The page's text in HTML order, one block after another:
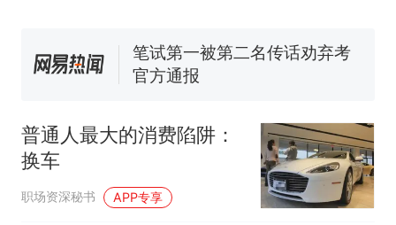
热 制裁瓜子饺子，美国怕什
么？
普通人最大的消费陷阱：
换车
职场资深秘书 APP专享